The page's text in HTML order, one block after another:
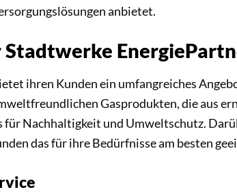
anbietet.
ihren Kunden ein umfangreiches
Gasprodukten, die aus
Nachhaltigkeit und Umweltschutz.
das für ihre Bedürfnisse am besten